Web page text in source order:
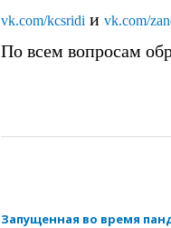
vk.com/kcsridi и vk.com/
По всем вопросам
Запущенная во время